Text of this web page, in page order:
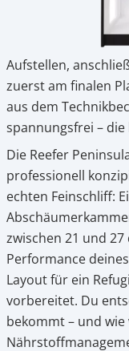
Aufstellen,
zuerst am finalen
aus dem
spannungsfrei –
Die Reefer
professionell
echten Feinschliff:
zwischen 21 und
Performance
Layout für ein
vorbereitet. Du
bekommt – und